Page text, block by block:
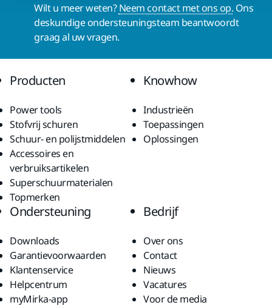
Wilt u meer weten?Neem contact met ons op. Ons
deskundige ondersteuningsteam beantwoordt
graag al uw vragen.
Producten
Power tools
Stofvrij schuren
Schuur- en polijstmiddelen
Accessoires en
verbruiksartikelen
Superschuurmaterialen
Topmerken
Knowhow
Industrieën
Toepassingen
Oplossingen
Ondersteuning
Downloads
Garantievoorwaarden
Klantenservice
Helpcentrum
myMirka-app
Bedrijf
Over ons
Contact
Nieuws
Vacatures
Voor de media